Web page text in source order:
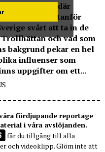
i en byggnad där
i Ärla utanför
svårt att ta in de
och vad som
bakgrund pekar en hel
influenser som
uppgifter om ett...
fördjupande reportage
i våra avslöjanden.
får du tillgång till alla
och videoklipp. Glöm inte att